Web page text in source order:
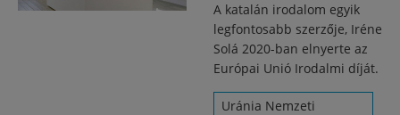
A katalán irodalom egyik
legfontosabb szerzője, Iréne
Solá 2020-ban elnyerte az
Európai Unió Irodalmi díját.
Uránia Nemzeti